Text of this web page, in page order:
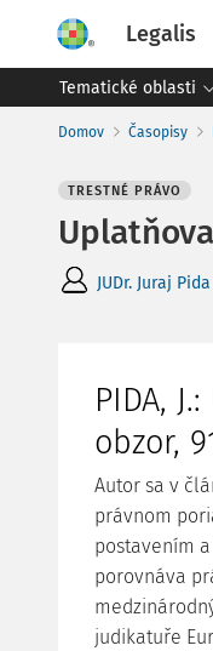
Legalis
Tematické oblasti
Domov Časopisy
TRESTNÉ PRÁVO
JUDr. Juraj Pida
PIDA,
obzor,
Autor sa v
právnom
postavením
porovnáva
judikatuře